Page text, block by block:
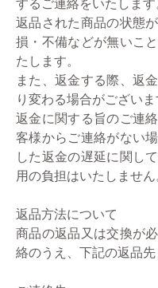
するご連絡をいたします
返品された商品の状態
損・不備などが無いこ
たします。
また、返金する際、返
り変わる場合がございま
返金に関する旨のご連
客様からご連絡がない
した返金の遅延に関し
用の負担はいたしません
返品方法について
商品の返品又は交換が
絡のうえ、下記の返品先